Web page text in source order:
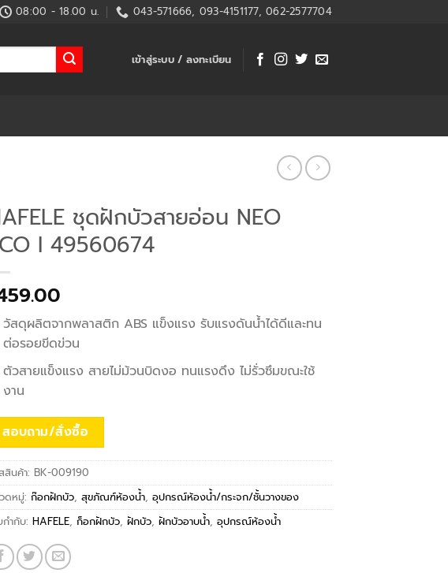
08:00 - 18.00 น. 043-571666, 093-4151177, 062-2577704
เข้าสู่ระบบ / ลงทะเบียน
ชุดฝักบัวสายอ่อน NEO
I 49560674
วัสดุผลิตจากพลาสติก ABS แข็งแรง รับแรงดันน้ำได้ดีและทน
ต่อรอยขีดข่วน
ตัวสายแข็งแรง สายไม่ม้วนบิดงอ ทนแรงดึง ไม่รั่วซึมขณะใช้
งาน
สอบถาม/สั่งซื้อ
สินค้า:BK-009190
ดหมู่:ก๊อกฝักบัว,สุขภัณฑ์ห้องน้ำ,อุปกรณ์ห้องน้ำ/กระจก/ชั้นวางของ
กำกับ:HAFELE,ก็อกฝักบัว,ฝักบัว,ฝักบัวอาบน้ำ,อุปกรณ์ห้องน้ำ